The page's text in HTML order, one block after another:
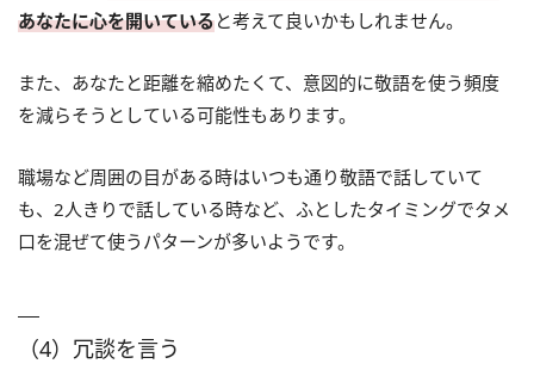
あなたに心を開いていると考えて良いかもしれません。
また、あなたと距離を縮めたくて、意図的に敬語を使う頻度
を減らそうとしている可能性もあります。
職場など周囲の目がある時はいつも通り敬語で話していて
も、2人きりで話している時など、ふとしたタイミングでタメ
口を混ぜて使うパターンが多いようです。
（4）冗談を言う